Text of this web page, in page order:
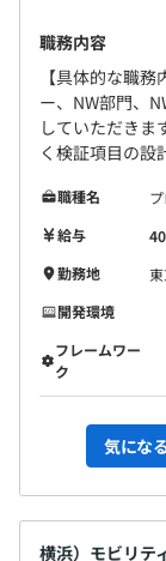
職務内容
【具体的な職
ー、NW部門、
していただきま
く検証項目の設
職種名
給与
勤務地
開発環境
フレームワー
ク
気にな
横浜）モビリテ